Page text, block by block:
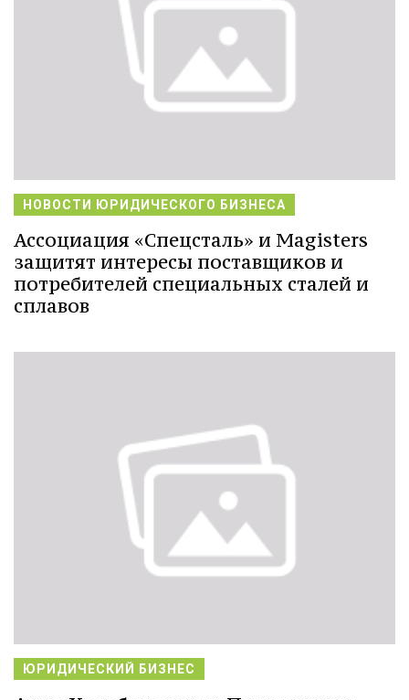
НОВОСТИ ЮРИДИЧЕСКОГО БИЗНЕСА
Ассоциация «Спецсталь» и Magisters
защитят интересы поставщиков и
потребителей специальных сталей и
сплавов
ЮРИДИЧЕСКИЙ БИЗНЕС